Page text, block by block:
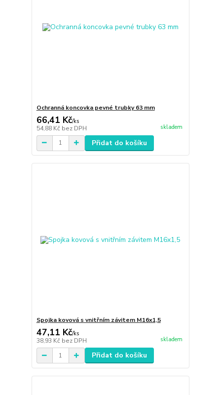
Ochranná koncovka pevné trubky 63 mm
66,41 Kč/ks
54,88 Kč bez DPH skladem
Přidat do košíku
Spojka kovová s vnitřním závitem M16x1,5
47,11 Kč/ks
38,93 Kč bez DPH skladem
Přidat do košíku